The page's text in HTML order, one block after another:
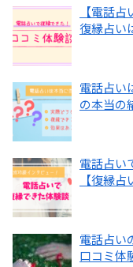
【電話
復縁占い
電話占い
の本当の
電話占い
【復縁占
電話占い
口コミ体